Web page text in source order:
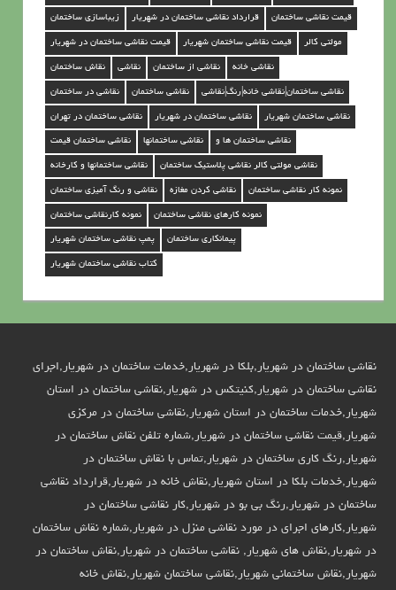
د
ر
زیباسازی ساختمان قرارداد نقاشی ساختمان در شهریار قیمت نقاشی ساختمان
قیمت نقاشی ساختمان در شهریار قیمت نقاشی ساختمان شهریار مولتی کالر
نقاش ساختمان نقاشی نقاشی از ساختمان نقاشی خانه
نقاشی در ساختمان نقاشی ساختمان نقاشی ساختمان|نقاشی خانه|رنگ|نقاشی
نقاشی ساختمان در تهران نقاشی ساختمان در شهریار نقاشی ساختمان شهریار
نقاشی ساختمان قیمت نقاشی ساختمانها نقاشی ساختمان ها و
نقاشی ساختمانها و کارخانه نقاشی مولتی کالر نقاشی پلاستیک ساختمان
نقاشی و رنگ آمیزی ساختمان نقاشی کردن مغازه نمونه کار نقاشی ساختمان
نمونه کارنقاشی ساختمان نمونه کارهای نقاشی ساختمان
پمپ نقاشی ساختمان شهریار پیمانکاری ساختمان
کتاب نقاشی ساختمان شهریار
نقاشی ساختمان در شهریار,بلکا در شهریار,خدمات ساختمان در شهریار,اجرای
نقاشی ساختمان در شهریار,کنیتکس در شهریار,نقاشی ساختمان در استان
شهریار,خدمات ساختمان در استان شهریار,نقاشی ساختمان در مرکزی
شهریار,قیمت نقاشی ساختمان در شهریار,شماره تلفن نقاش ساختمان در
شهریار,رنگ کاری ساختمان در شهریار,تماس با نقاش ساختمان در
شهریار,خدمات بلکا در استان شهریار,نقاش خانه در شهریار,قرارداد نقاشی
ساختمان در شهریار,رنگ بی بو در شهریار,کار نقاشی ساختمان در
شهریار,کارهای اجرای در مورد نقاشی منزل در شهریار,شماره نقاش ساختمان
در شهریار,نقاش های شهریار, نقاشی ساختمان در شهریار,نقاش ساختمان در
شهریار,نقاش ساختمانی شهریار,نقاشی ساختمان شهریار,نقاش خانه